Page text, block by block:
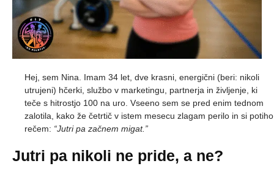
Hej, sem Nina. Imam 34 let, dve krasni, energični (beri: nikoli
utrujeni) hčerki, službo v marketingu, partnerja in življenje, ki
teče s hitrostjo 100 na uro. Vseeno sem se pred enim tednom
zalotila, kako že četrtič v istem mesecu zlagam perilo in si potiho
rečem: “Jutri pa začnem migat.”
Jutri pa nikoli ne pride, a ne?